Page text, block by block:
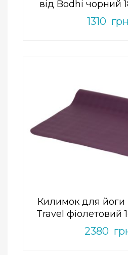
від Bodhi чорний
1310
Килимок для йоги
Travel фіолетовий
2380